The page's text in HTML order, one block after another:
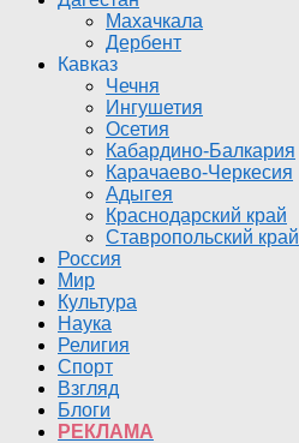
Махачкала
Дербент
Кавказ
Чечня
Ингушетия
Осетия
Кабардино-Балкария
Карачаево-Черкесия
Адыгея
Краснодарский край
Ставропольский край
Россия
Мир
Культура
Наука
Религия
Спорт
Взгляд
Блоги
РЕКЛАМА